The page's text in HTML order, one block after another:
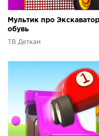
Мультик про
обувь
ТВ Деткам